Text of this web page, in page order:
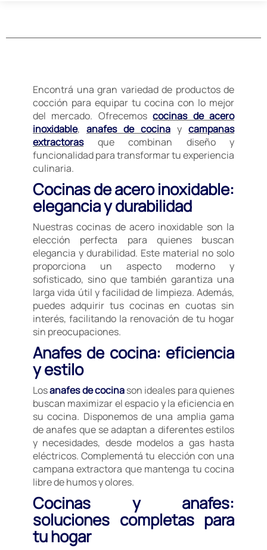
Encontrá una gran variedad de productos de
cocción para equipar tu cocina con lo mejor
del mercado. Ofrecemoscocinas de acero
inoxidable, anafes de cocina y campanas
extractorasque combinan diseño y
funcionalidad para transformar tu experiencia
culinaria.
Cocinas de acero inoxidable:
elegancia y durabilidad
Nuestras cocinas de acero inoxidable son la
elección perfecta para quienes buscan
elegancia y durabilidad. Este material no solo
proporciona un aspecto moderno y
sofisticado, sino que también garantiza una
larga vida útil y facilidad de limpieza. Además,
puedes adquirir tus cocinas en cuotas sin
interés, facilitando la renovación de tu hogar
sin preocupaciones.
Anafes de cocina: eficiencia
y estilo
Losanafes de cocinason ideales para quienes
buscan maximizar el espacio y la eficiencia en
su cocina. Disponemos de una amplia gama
de anafes que se adaptan a diferentes estilos
y necesidades, desde modelos a gas hasta
eléctricos. Complementá tu elección con una
campana extractora que mantenga tu cocina
libre de humos y olores.
Cocinas y anafes:
soluciones completas para
tu hogar